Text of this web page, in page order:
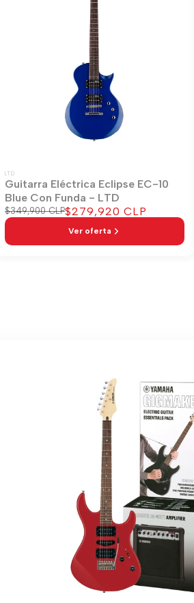
LTD
Guitarra Eléctrica Eclipse EC-10
Blue Con Funda - LTD
Precio
regular
$349,900 CLPPrecio
venta
$279,920 CLP
Ver oferta